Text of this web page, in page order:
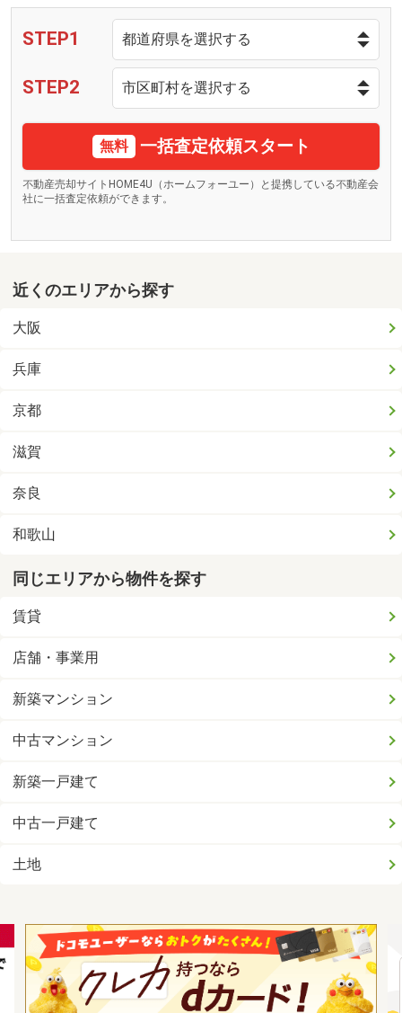
STEP1
STEP2
無料 一括査定依頼スタート
不動産売却サイトHOME4U（ホームフォーユー）と提携している不動産会
社に一括査定依頼ができます。
近くのエリアから探す
大阪
兵庫
京都
滋賀
奈良
和歌山
同じエリアから物件を探す
賃貸
店舗・事業用
新築マンション
中古マンション
新築一戸建て
中古一戸建て
土地